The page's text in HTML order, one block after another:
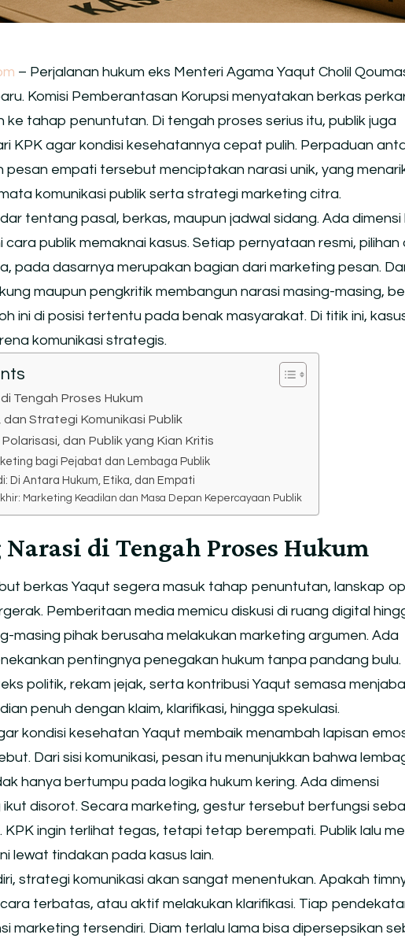
– Perjalanan hukum eks Menteri Agama Yaqut Cholil
Komisi Pemberantasan Korupsi menyatakan berkas
ke tahap penuntutan. Di tengah proses serius itu, publik juga
KPK agar kondisi kesehatannya cepat pulih. Perpaduan
pesan empati tersebut menciptakan narasi unik, yang
komunikasi publik serta strategi marketing citra.
tentang pasal, berkas, maupun jadwal sidang. Ada dimensi
publik memaknai kasus. Setiap pernyataan resmi, pilihan
pada dasarnya merupakan bagian dari marketing pesan.
maupun pengkritik membangun narasi masing-masing,
ini di posisi tertentu pada benak masyarakat. Di titik ini,
komunikasi strategis.
Tengah Proses Hukum
dan Strategi Komunikasi Publik
dan Publik yang Kian Kritis
bagi Pejabat dan Lembaga Publik
Di Antara Hukum, Etika, dan Empati
Marketing Keadilan dan Masa Depan Kepercayaan Publik
di Tengah Proses Hukum
berkas Yaqut segera masuk tahap penuntutan, lanskap
Pemberitaan media memicu diskusi di ruang digital
masing pihak berusaha melakukan marketing argumen. Ada
pentingnya penegakan hukum tanpa pandang bulu.
politik, rekam jejak, serta kontribusi Yaqut semasa
penuh dengan klaim, klarifikasi, hingga spekulasi.
kondisi kesehatan Yaqut membaik menambah lapisan
Dari sisi komunikasi, pesan itu menunjukkan bahwa
hanya bertumpu pada logika hukum kering. Ada dimensi
ikut disorot. Secara marketing, gestur tersebut berfungsi
ingin terlihat tegas, tetapi tetap berempati. Publik lalu
lewat tindakan pada kasus lain.
strategi komunikasi akan sangat menentukan. Apakah
terbatas, atau aktif melakukan klarifikasi. Tiap
marketing tersendiri. Diam terlalu lama bisa dipersepsikan